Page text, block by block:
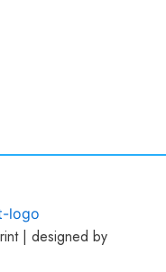
| designed by